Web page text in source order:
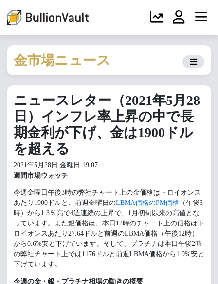
金市場ニュース
ニュースレター（2021年5月28
日）インフレ率上昇の中で長
期金利が下げ、金は1900ドル
を超える
2021年5月28日 金曜日 19:07
週間市場ウォッチ
今週金曜日午後3時の弊社チャート上の金価格はトロイオンス
あたり1900ドルと、前週金曜日のLBMA価格のPM価格 （午後3
時）から1.3％高で4週連続の上昇で、1月初旬以来の高値とな
っています。また銀価格は、本日12時のチャート上の価格はト
ロイオンスあたり27.64ドルと前週のLBMA価格（午後12時）
から0.6%安と下げています。そして、プラチナは本日午後2時
の弊社チャート上では1176ドルと前週LBMA価格から1.9%安と
下げています。
今週の金・銀・プラチナ相場の動きの概要